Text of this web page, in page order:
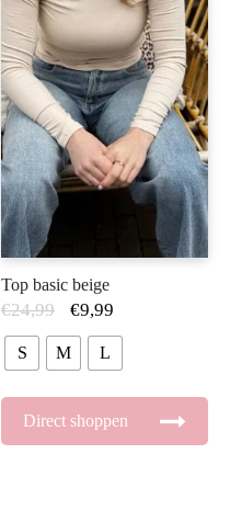
Top basic beige
€24,99 €9,99
S M L
Direct shoppen